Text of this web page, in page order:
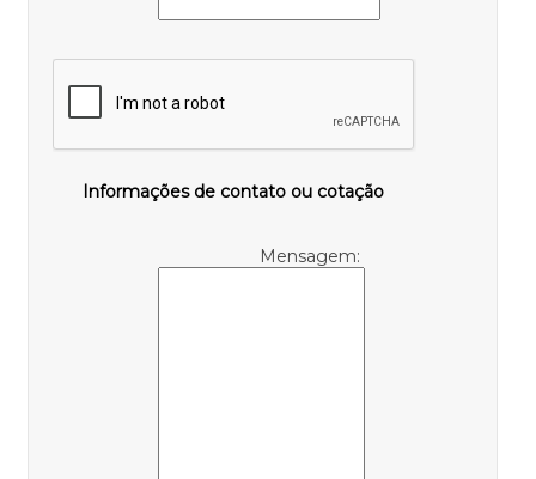
Informações de contato ou cotação
Mensagem: